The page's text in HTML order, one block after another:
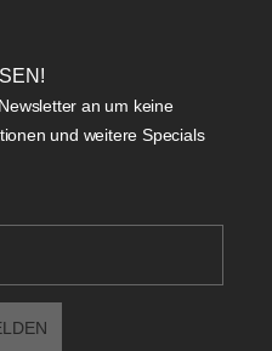
an um keine
und weitere Specials